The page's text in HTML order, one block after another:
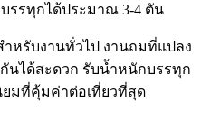
รรทุกได้ประมาณ 3-4 ตัน
หรับงานทั่วไป งานถมที่แปลง
ได้สะดวก รับน้ำหนักบรรทุก
มที่คุ้มค่าต่อเที่ยวที่สุด